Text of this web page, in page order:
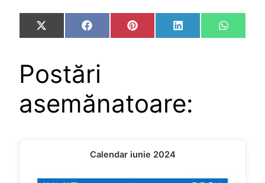
Share
on
X
(Twitter)
Share
on
FacebookShare
on
Pinterest Share
on
LinkedIn Share
on
Postări
asemănatoare:
Calendar iunie 2024